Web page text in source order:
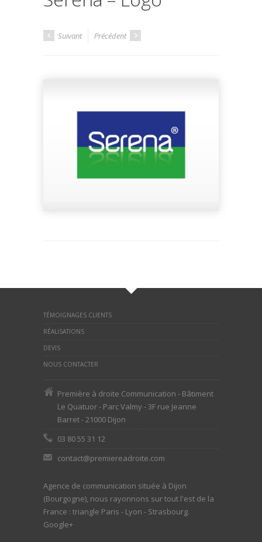
Suivant Précédent
TÉMOIGNAGES CLIENTS
RÉALISATIONS
DEVIS
NOUS CONTACTER
Première à droite Communication - Bâtiment
Le Quatuor - Parc Valmy - 3F rue Jeanne
Barret - 21000 Dijon
03 80 55 31 12
contact@premiereadroite.com
Agence de communication située à Dijon
(Bourgogne), nous rayonnons sur tout l'est de la
France : triangle Paris - Lyon - Strasbourg.
Google+